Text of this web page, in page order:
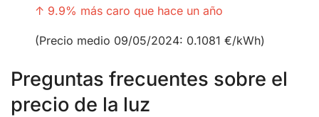
↑ 9.9% más caro que hace un año
(Precio medio 09/05/2024: 0.1081 €/kWh)
Preguntas frecuentes sobre el
precio de la luz